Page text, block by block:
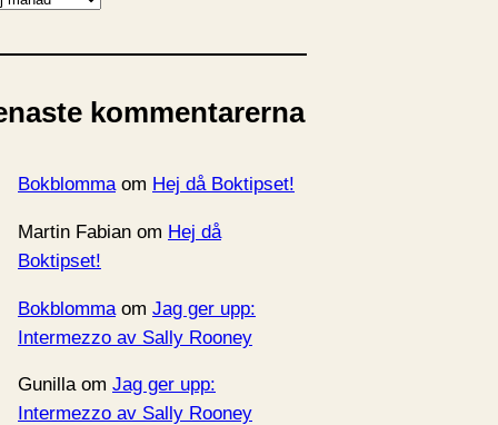
kommentarerna
Bokblommaom Hej då Boktipset!
Martin Fabian om Hej då
Boktipset!
Bokblomma om Jag ger upp:
Intermezzo av Sally Rooney
Gunillaom Jag ger upp:
Intermezzo av Sally Rooney